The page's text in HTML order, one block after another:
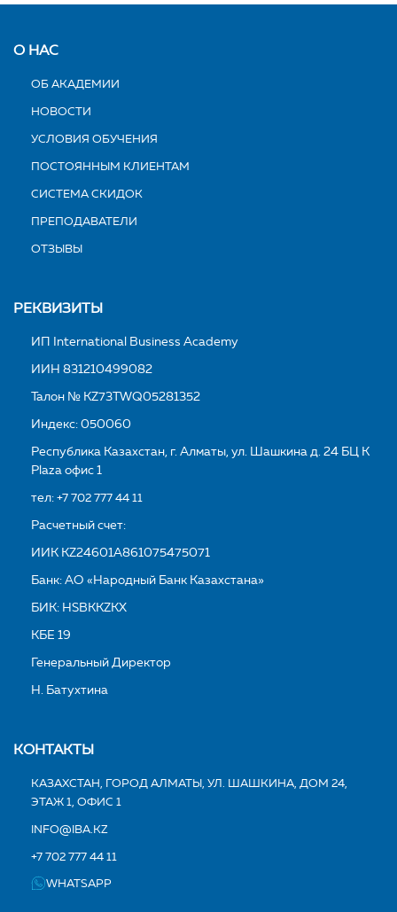
О НАС
ОБ АКАДЕМИИ
НОВОСТИ
УСЛОВИЯ ОБУЧЕНИЯ
ПОСТОЯННЫМ КЛИЕНТАМ
СИСТЕМА СКИДОК
ПРЕПОДАВАТЕЛИ
ОТЗЫВЫ
РЕКВИЗИТЫ
ИП International Business Academy
ИИН 831210499082
Талон № KZ73TWQ05281352
Индекс: 050060
Республика Казахстан, г. Алматы, ул. Шашкина д. 24 БЦ K
Plaza офис 1
тел:+7 702 777 44 11
Расчетный счет:
ИИК KZ24601A861075475071
Банк: АО «Народный Банк Казахстана»
БИК: HSBKKZKX
КБЕ 19
Генеральный Директор
Н. Батухтина
КОНТАКТЫ
КАЗАХСТАН, ГОРОД АЛМАТЫ, УЛ. ШАШКИНА, ДОМ 24,
ЭТАЖ 1, ОФИС 1
INFO@IBA.KZ
+7 702 777 44 11
WHATSAPP